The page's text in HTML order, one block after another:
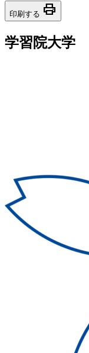
印刷する print
学習院大学